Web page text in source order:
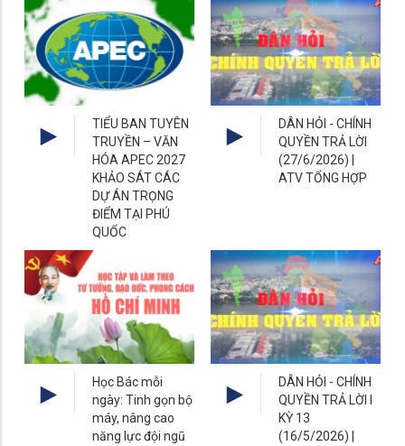
TIỂU BAN TUYÊN
TRUYỀN – VĂN
HÓA APEC 2027
KHẢO SÁT CÁC
DỰ ÁN TRỌNG
ĐIỂM TẠI PHÚ
QUỐC
DÂN HỎI - CHÍNH
QUYỀN TRẢ LỜI
(27/6/2026) |
ATV TỔNG HỢP
Học Bác mỗi
ngày: Tinh gọn bộ
máy, nâng cao
năng lực đội ngũ
DÂN HỎI - CHÍNH
QUYỀN TRẢ LỜI I
KỲ 13
(16/5/2026) |